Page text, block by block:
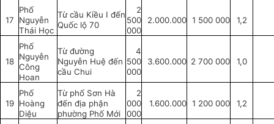
17
Phố
Nguyễn
Thái Học
Từ cầu Kiều I đến
Quốc lộ 70
2
500
000
2.000.000 1 500 000 1,2
18
Phố
Nguyễn
Công
Hoan
Từ đường
Nguyễn Huệ đến
cầu Chui
4
500
000
3.600.000 2 700 000 1,0
19
Phố
Hoàng
Diệu
Từ phố Sơn Hà
đến địa phận
phường Phố Mới
2
000
000
1.600.000 1 200 000 1,2